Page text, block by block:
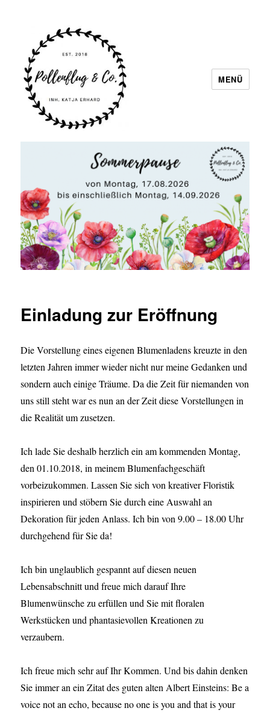
Pollenflug & Co.
MENÜ
Einladung zur Eröffnung
Die Vorstellung eines eigenen Blumenladens kreuzte in den
letzten Jahren immer wieder nicht nur meine Gedanken und
sondern auch einige Träume. Da die Zeit für niemanden von
uns still steht war es nun an der Zeit diese Vorstellungen in
die Realität um zusetzen.
Ich lade Sie deshalb herzlich ein am kommenden Montag,
den 01.10.2018, in meinem Blumenfachgeschäft
vorbeizukommen. Lassen Sie sich von kreativer Floristik
inspirieren und stöbern Sie durch eine Auswahl an
Dekoration für jeden Anlass. Ich bin von 9.00 – 18.00 Uhr
durchgehend für Sie da!
Ich bin unglaublich gespannt auf diesen neuen
Lebensabschnitt und freue mich darauf Ihre
Blumenwünsche zu erfüllen und Sie mit floralen
Werkstücken und phantasievollen Kreationen zu
verzaubern.
Ich freue mich sehr auf Ihr Kommen. Und bis dahin denken
Sie immer an ein Zitat des guten alten Albert Einsteins: Be a
voice not an echo, because no one is you and that is your